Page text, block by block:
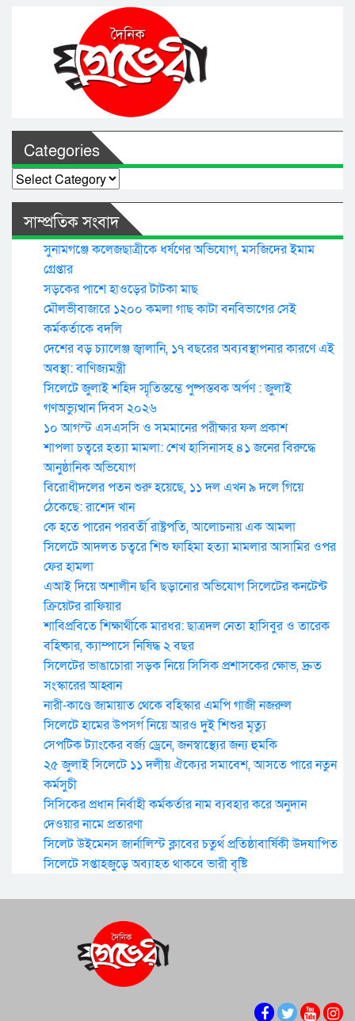
Categories
Categories
সাম্প্রতিক সংবাদ
সুনামগঞ্জে কলেজছাত্রীকে ধর্ষণের অভিযোগ, মসজিদের ইমাম
গ্রেপ্তার
সড়কের পাশে হাওড়ের টাটকা মাছ
মৌলভীবাজারে ১২০০ কমলা গাছ কাটা বনবিভাগের সেই
কর্মকর্তাকে বদলি
দেশের বড় চ্যালেঞ্জ জ্বালানি, ১৭ বছরের অব্যবস্থাপনার কারণে এই
অবস্থা: বাণিজ্যমন্ত্রী
সিলেটে জুলাই শহিদ স্মৃতিস্তম্ভে পুষ্পস্তবক অর্পণ : জুলাই
গণঅভ্যুত্থান দিবস ২০২৬
১০ আগস্ট এসএসসি ও সমমানের পরীক্ষার ফল প্রকাশ
শাপলা চত্বরে হত্যা মামলা: শেখ হাসিনাসহ ৪১ জনের বিরুদ্ধে
আনুষ্ঠানিক অভিযোগ
বিরোধীদলের পতন শুরু হয়েছে, ১১ দল এখন ৯ দলে গিয়ে
ঠেকেছে: রাশেদ খান
কে হতে পারেন পরবর্তী রাষ্ট্রপতি, আলোচনায় এক আমলা
সিলেটে আদলত চত্বরে শিশু ফাহিমা হত্যা মামলার আসামির ওপর
ফের হামলা
এআই দিয়ে অশালীন ছবি ছড়ানোর অভিযোগ সিলেটের কনটেন্ট
ক্রিয়েটর রাফিয়ার
শাবিপ্রবিতে শিক্ষার্থীকে মারধর: ছাত্রদল নেতা হাসিবুর ও তারেক
বহিষ্কার, ক্যাম্পাসে নিষিদ্ধ ২ বছর
সিলেটের ভাঙাচোরা সড়ক নিয়ে সিসিক প্রশাসকের ক্ষোভ, দ্রুত
সংস্কারের আহ্বান
নারী-কাণ্ডে জামায়াত থেকে বহিস্কার এমপি গাজী নজরুল
সিলেটে হামের উপসর্গ নিয়ে আরও দুই শিশুর মৃত্যু
সেপটিক ট্যাংকের বর্জ্য ড্রেনে, জনস্বাস্থ্যের জন্য হুমকি
২৫ জুলাই সিলেটে ১১ দলীয় ঐক্যের সমাবেশ, আসতে পারে নতুন
কর্মসুচী
সিসিকের প্রধান নির্বাহী কর্মকর্তার নাম ব্যবহার করে অনুদান
দেওয়ার নামে প্রতারণা
সিলেট উইমেনস জার্নালিস্ট ক্লাবের চতুর্থ প্রতিষ্ঠাবার্ষিকী উদযাপিত
সিলেটে সপ্তাহজুড়ে অব্যাহত থাকবে ভারী বৃষ্টি